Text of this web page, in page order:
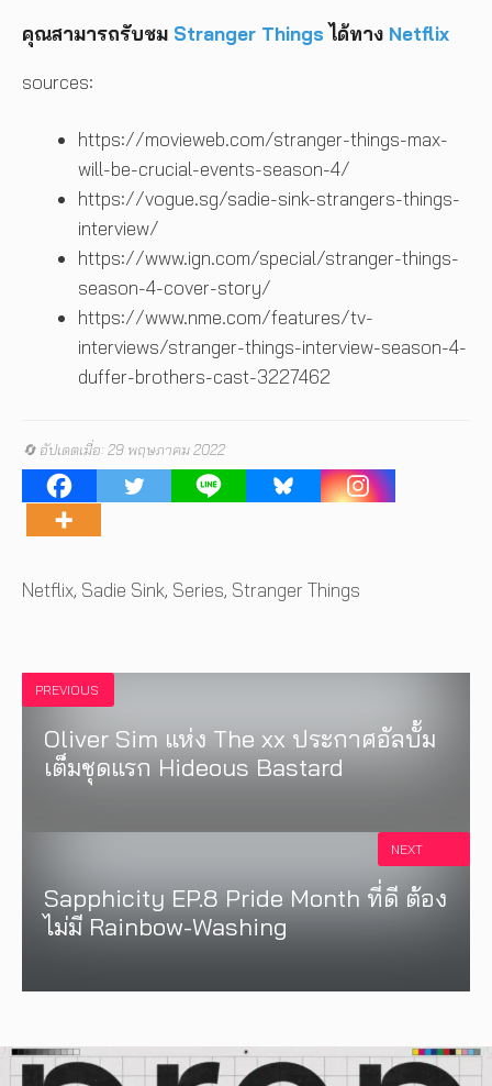
คุณสามารถรับชม Stranger Things ได้ทาง Netflix
sources:
https://movieweb.com/stranger-things-max-
will-be-crucial-events-season-4/
https://vogue.sg/sadie-sink-strangers-things-
interview/
https://www.ign.com/special/stranger-things-
season-4-cover-story/
https://www.nme.com/features/tv-
interviews/stranger-things-interview-season-4-
duffer-brothers-cast-3227462
🔄 อัปเดตเมื่อ: 29 พฤษภาคม 2022
Tags
Netflix, Sadie Sink, Series, Stranger Things
PREVIOUS
Oliver Sim แห่ง The xx ประกาศอัลบั้ม
เต็มชุดแรก Hideous Bastard
Sapphicity EP.8 Pride Month ที่ดี ต้อง
ไม่มี Rainbow-Washing
NEXT